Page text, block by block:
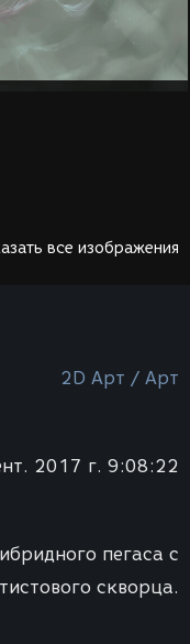
все изображения
2D Арт / Арт
2017 г. 9:08:22
пегаса с
скворца.